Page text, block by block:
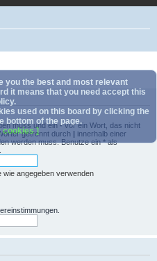
muss und ein -vor ein Wort, das nicht
getrennt durch | innerhalb einer
werden muss. Benutze ein * als
wie angegeben verwenden
you the best and most relevant
it means that you need accept this
used on this board by clicking the
bottom of the page.
cookies ]